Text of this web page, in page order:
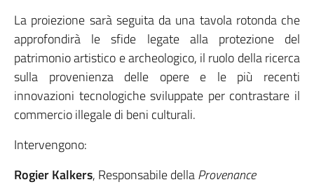
La proiezione sarà seguita da una tavola rotonda che
approfondirà le sfide legate alla protezione del
patrimonio artistico e archeologico, il ruolo della ricerca
sulla provenienza delle opere e le più recenti
innovazioni tecnologiche sviluppate per contrastare il
commercio illegale di beni culturali.
Intervengono:
Rogier Kalkers, Responsabile dellaProvenance